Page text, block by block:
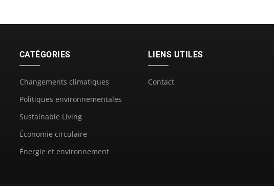
CATÉGORIES
Changements climatiques
Politiques environnementales
Sustainable Living
Économie circulaire
Énergie et environnement
LIENS UTILES
Contact